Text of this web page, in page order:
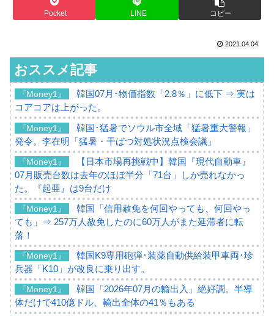
Pocket LINE コピー
2021.04.04
おススメ記事
『Money1』
韓国07月･物価指数「2.8％」に低下 ⇒ 実は
コアコアは上がった。
『Money1』
韓国･猛暑でソウル市全域「猛暑重大警報」
発令。李在明「猛暑・干ばつ対処状況点検会議」
『Money1』
【日本市場再挑戦中】韓国『現代自動車』
07月販売台数は去年のほぼ半分「71台」しか売れなかっ
た。『起亜』は9台だけ
『Money1』
韓国「信用赦免を何回やっても、何回やっ
ても」⇒ 257万人赦免したのに60万人がまた延滞者に転
落！
『Money1』
韓国K9専用砲弾･装薬自動供給装甲車両･珍
兵器「K10」が改良に乗り出す。
『Money1』
韓国「2026年07月の輸出入」絶好調。半導
体だけで410億ドル、輸出全体の41％もある